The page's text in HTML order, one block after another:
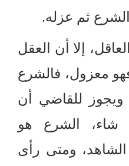
الشرع ثم عزله.
إلا أن العقل
معزول، فالشرع
للقاضي أن
شاء، الشرع هو
ومتى رأى